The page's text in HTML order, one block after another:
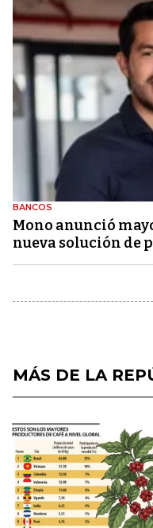
BANCOS
Mono anunció
nueva solución de
MÁS DE LA